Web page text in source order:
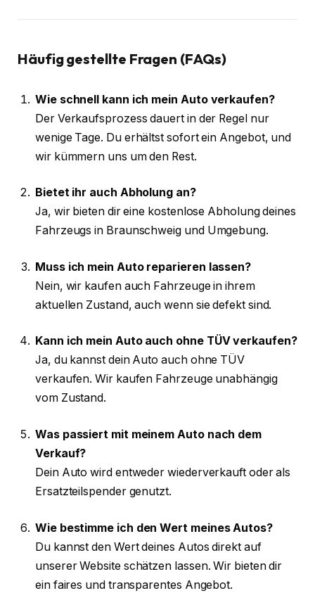
Häufig gestellte Fragen (FAQs)
Wie schnell kann ich mein Auto verkaufen?
Der Verkaufsprozess dauert in der Regel nur
wenige Tage. Du erhältst sofort ein Angebot, und
wir kümmern uns um den Rest.
Bietet ihr auch Abholung an?
Ja, wir bieten dir eine kostenlose Abholung deines
Fahrzeugs in Braunschweig und Umgebung.
Muss ich mein Auto reparieren lassen?
Nein, wir kaufen auch Fahrzeuge in ihrem
aktuellen Zustand, auch wenn sie defekt sind.
Kann ich mein Auto auch ohne TÜV verkaufen?
Ja, du kannst dein Auto auch ohne TÜV
verkaufen. Wir kaufen Fahrzeuge unabhängig
vom Zustand.
Was passiert mit meinem Auto nach dem
Verkauf?
Dein Auto wird entweder wiederverkauft oder als
Ersatzteilspender genutzt.
Wie bestimme ich den Wert meines Autos?
Du kannst den Wert deines Autos direkt auf
unserer Website schätzen lassen. Wir bieten dir
ein faires und transparentes Angebot.